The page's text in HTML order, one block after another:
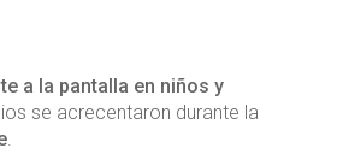
a la pantalla en niños y
se acrecentaron durante la
.